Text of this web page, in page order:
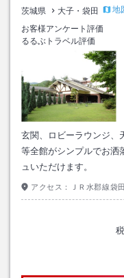
茨城県 大子・袋田
地
お客様アンケート評価
るるぶトラベル評価
玄関、ロビーラウンジ、
等全館がシンプルでお洒
ュいただけます。
アクセス： ＪＲ水郡線